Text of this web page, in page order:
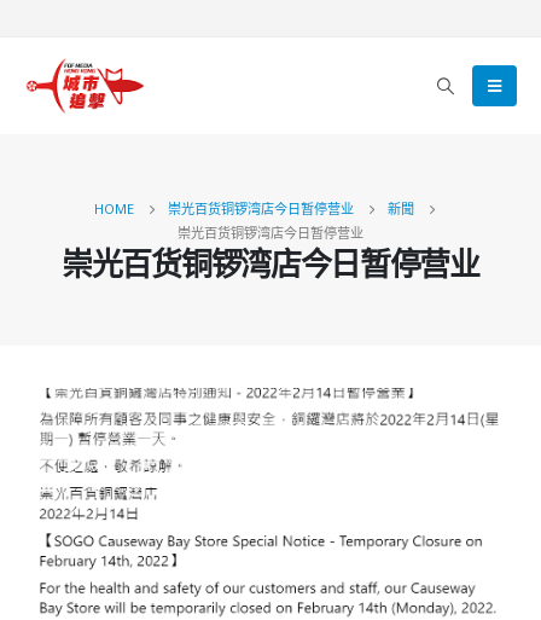
HOME 崇光百货铜锣湾店今日暂停营业
新聞
崇光百货铜锣湾店今日暂停营业
崇光百货铜锣湾店今日暂停营业